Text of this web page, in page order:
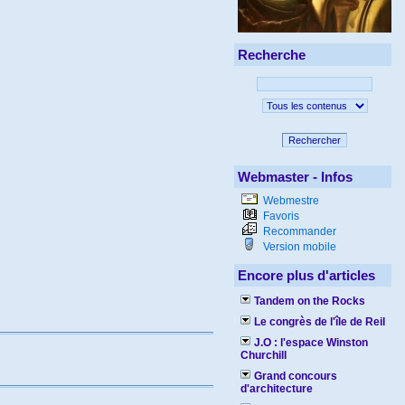
Recherche
Rechercher
Webmaster - Infos
Webmestre
Favoris
Recommander
Version mobile
Encore plus d'articles
Tandem on the Rocks
Le congrès de l'île de Reil
J.O : l'espace Winston
Churchill
Grand concours
d'architecture